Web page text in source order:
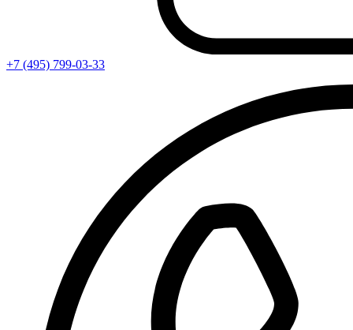
+7 (495) 799-03-33